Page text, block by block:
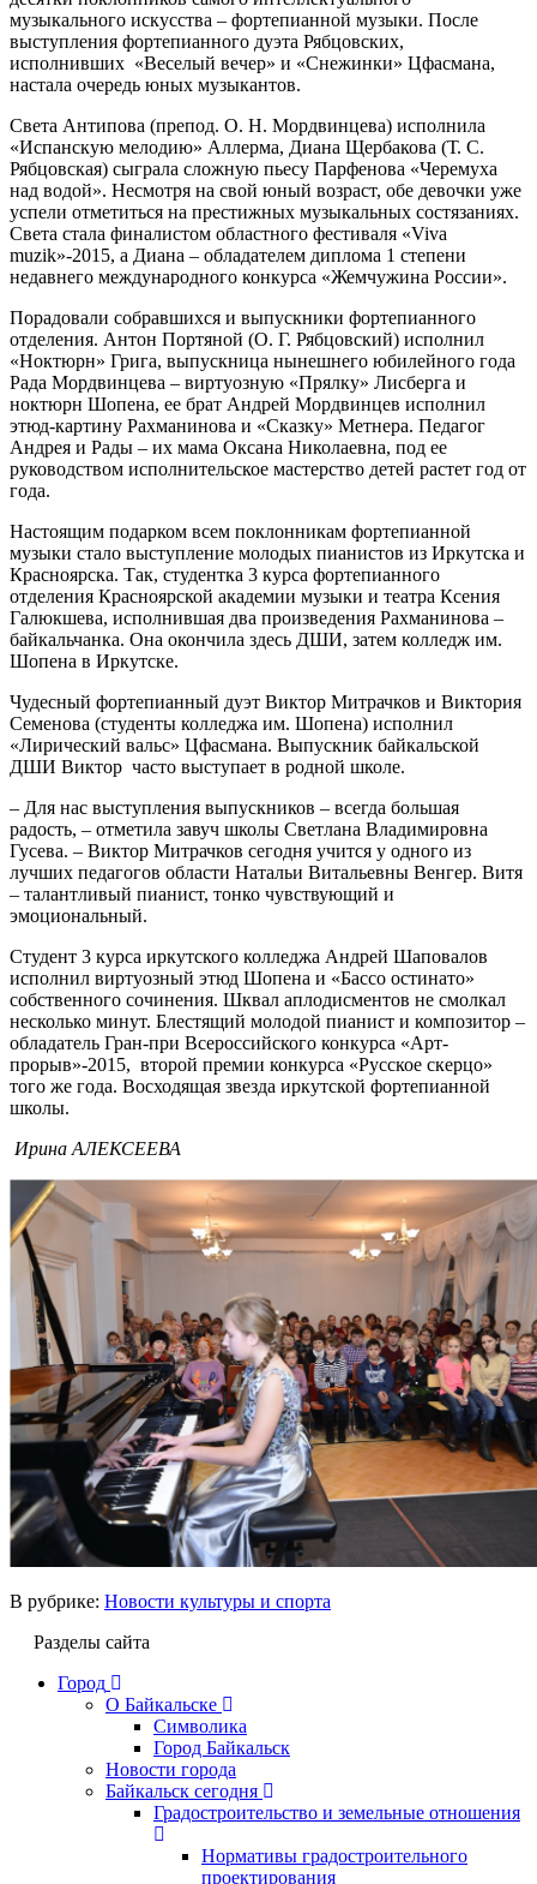
музыкального искусства – фортепианной музыки. После
выступления фортепианного дуэта Рябцовских,
исполнивших «Веселый вечер» и «Снежинки» Цфасмана,
настала очередь юных музыкантов.
Света Антипова (препод. О. Н. Мордвинцева) исполнила
«Испанскую мелодию» Аллерма, Диана Щербакова (Т. С.
Рябцовская) сыграла сложную пьесу Парфенова «Черемуха
над водой». Несмотря на свой юный возраст, обе девочки уже
успели отметиться на престижных музыкальных состязаниях.
Света стала финалистом областного фестиваля «Viva
muzik»-2015, а Диана – обладателем диплома 1 степени
недавнего международного конкурса «Жемчужина России».
Порадовали собравшихся и выпускники фортепианного
отделения. Антон Портяной (О. Г. Рябцовский) исполнил
«Ноктюрн» Грига, выпускница нынешнего юбилейного года
Рада Мордвинцева – виртуозную «Прялку» Лисберга и
ноктюрн Шопена, ее брат Андрей Мордвинцев исполнил
этюд-картину Рахманинова и «Сказку» Метнера. Педагог
Андрея и Рады – их мама Оксана Николаевна, под ее
руководством исполнительское мастерство детей растет год от
года.
Настоящим подарком всем поклонникам фортепианной
музыки стало выступление молодых пианистов из Иркутска и
Красноярска. Так, студентка 3 курса фортепианного
отделения Красноярской академии музыки и театра Ксения
Галюкшева, исполнившая два произведения Рахманинова –
байкальчанка. Она окончила здесь ДШИ, затем колледж им.
Шопена в Иркутске.
Чудесный фортепианный дуэт Виктор Митрачков и Виктория
Семенова (студенты колледжа им. Шопена) исполнил
«Лирический вальс» Цфасмана. Выпускник байкальской
ДШИ Виктор часто выступает в родной школе.
– Для нас выступления выпускников – всегда большая
радость, – отметила завуч школы Светлана Владимировна
Гусева. – Виктор Митрачков сегодня учится у одного из
лучших педагогов области Натальи Витальевны Венгер. Витя
– талантливый пианист, тонко чувствующий и
эмоциональный.
Студент 3 курса иркутского колледжа Андрей Шаповалов
исполнил виртуозный этюд Шопена и «Бассо остинато»
собственного сочинения. Шквал аплодисментов не смолкал
несколько минут. Блестящий молодой пианист и композитор –
обладатель Гран-при Всероссийского конкурса «Арт-
прорыв»-2015, второй премии конкурса «Русское скерцо»
того же года. Восходящая звезда иркутской фортепианной
школы.
Ирина АЛЕКСЕЕВА
В рубрике: Новости культуры и спорта
Разделы сайта
Город
О Байкальске
Символика
Город Байкальск
Новости города
Байкальск сегодня
Градостроительство и земельные отношения
Нормативы градостроительного
проектирования